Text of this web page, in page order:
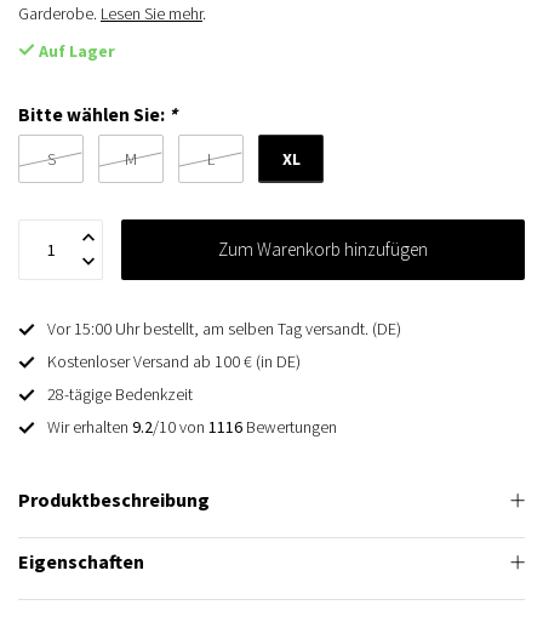
Garderobe. Lesen Sie mehr.
Auf Lager
Bitte wählen Sie: *
S M L XL
Zum Warenkorb hinzufügen
Vor 15:00 Uhr bestellt, am selben Tag versandt. (DE)
Kostenloser Versand ab 100 € (in DE)
28-tägige Bedenkzeit
Wir erhalten 9.2/10 von 1116 Bewertungen
Produktbeschreibung
Eigenschaften